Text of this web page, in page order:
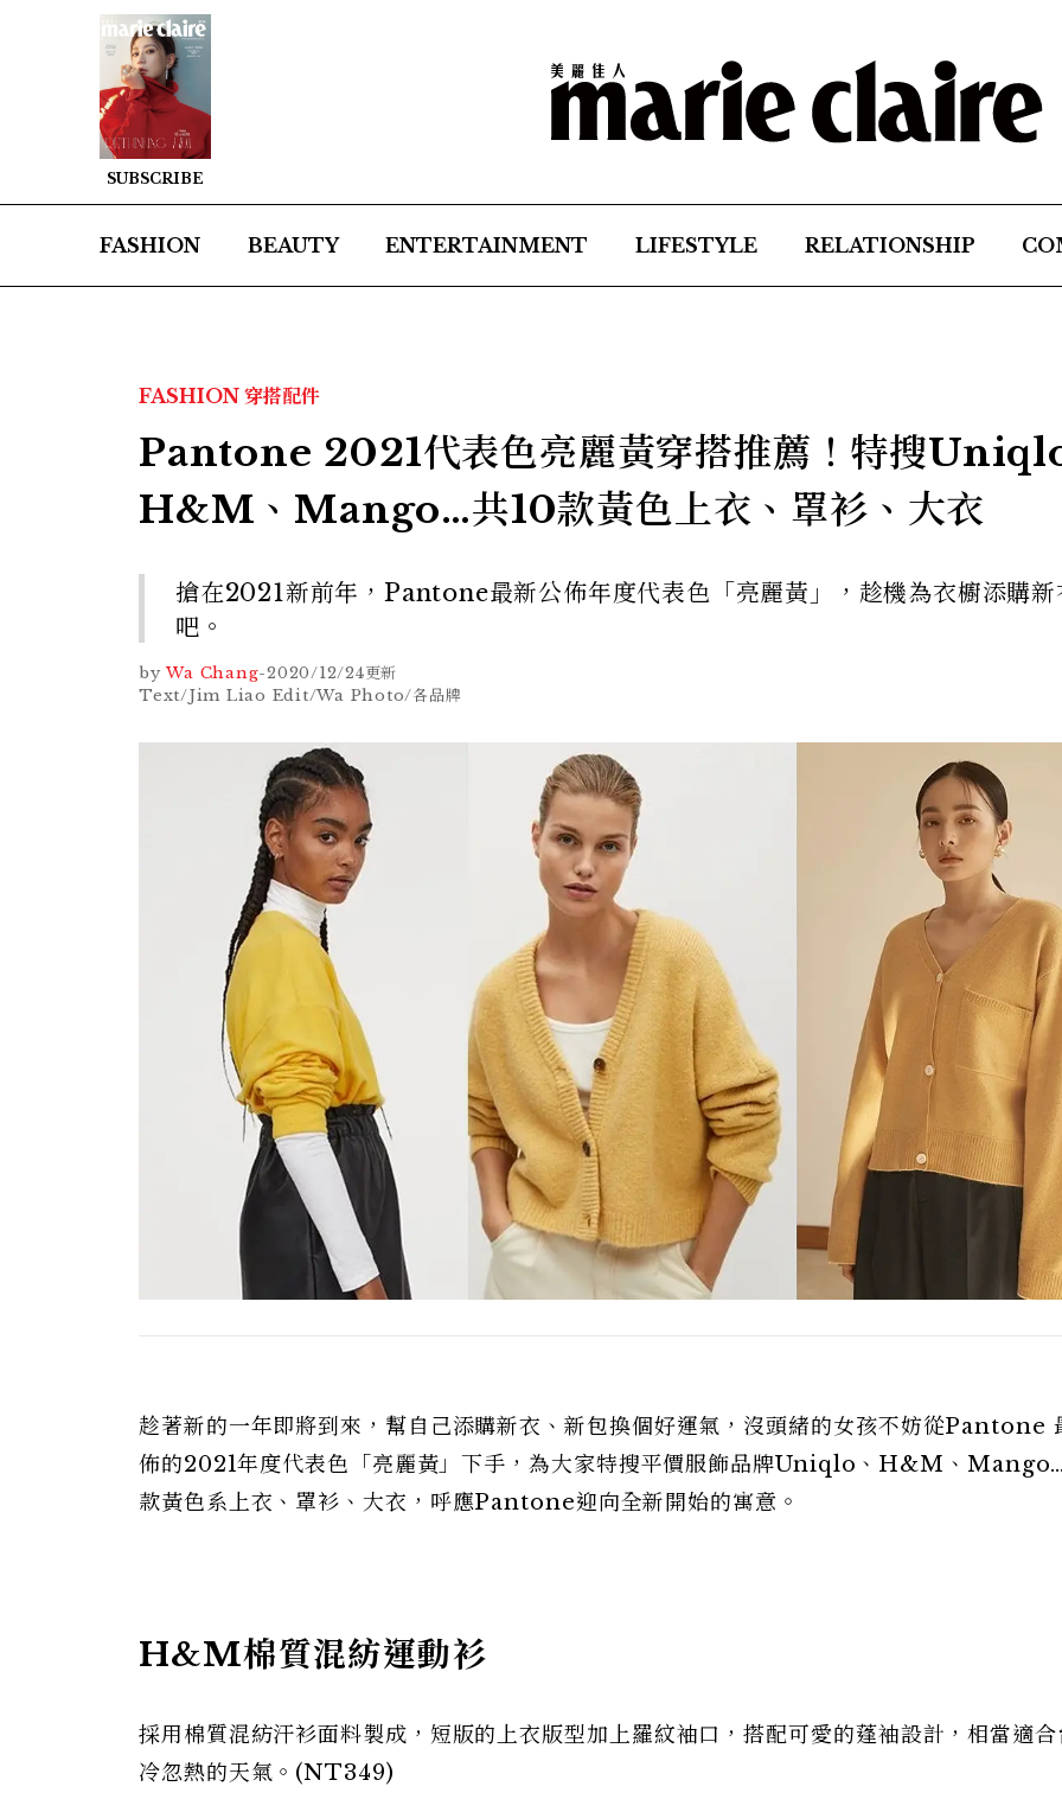
SUBSCRIBE
FASHION BEAUTY ENTERTAINMENT LIFESTYLE RELATIONSHIP
FASHION 穿搭配件
Pantone 2021代表色亮麗黃穿搭推薦！特搜
H&M、Mango…共10款黃色上衣、罩衫、大衣
搶在2021新前年，Pantone最新公佈年度代表色「亮麗黃」，趁機為衣櫥添購新
吧。
by Wa Chang-2020/12/24更新
Text/Jim Liao Edit/Wa Photo/各品牌
趁著新的一年即將到來，幫自己添購新衣、新包換個好運氣，沒頭緒的女孩不妨從Pantone
佈的2021年度代表色「亮麗黃」下手，為大家特搜平價服飾品牌Uniqlo、H&M、
款黃色系上衣、罩衫、大衣，呼應Pantone迎向全新開始的寓意。
H&M棉質混紡運動衫
採用棉質混紡汗衫面料製成，短版的上衣版型加上羅紋袖口，搭配可愛的蓬袖設計，相當適
冷忽熱的天氣。(NT349)